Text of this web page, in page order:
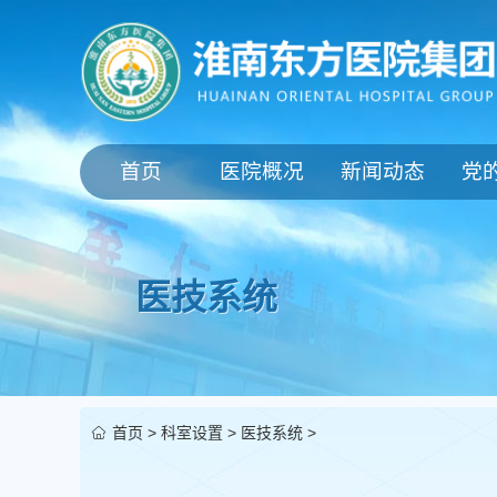
首页 医院概况 新闻动态 党
医技系统
首页 > 科室设置 > 医技系统 >